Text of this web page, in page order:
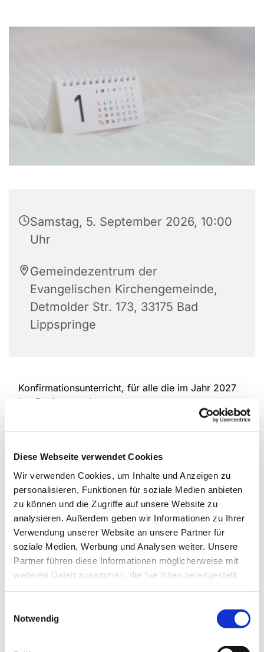
Diese Webseite verwendet Cookies
Wir verwenden Cookies, um Inhalte und Anzeigen zu
personalisieren, Funktionen für soziale Medien anbieten
zu können und die Zugriffe auf unsere Website zu
analysieren. Außerdem geben wir Informationen zu Ihrer
Verwendung unserer Website an unsere Partner für
soziale Medien, Werbung und Analysen weiter. Unsere
Partner führen diese Informationen möglicherweise mit
weiteren Daten zusammen, die Sie ihnen bereitgestellt
Notwendig
Samstag, 5. September 2026, 10:00
Uhr
Gemeindezentrum der
Evangelischen Kirchengemeinde,
Detmolder Str. 173, 33175 Bad
Lippspringe
Konfirmationsunterricht, für alle die im Jahr 2027
konfirmiert werden